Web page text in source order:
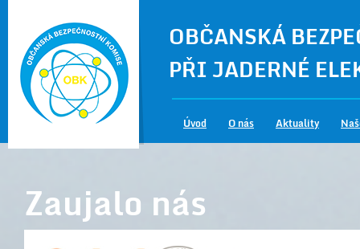
OBČANSKÁ
PŘI JADERNÉ
Úvod O nás Aktuality
Zaujalo nás